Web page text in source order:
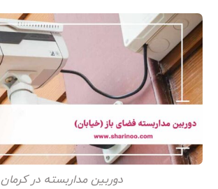
دوربین مداربسته در کرمان